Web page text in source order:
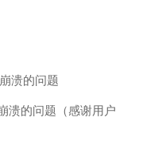
溃的问题
溃的问题（感谢用户